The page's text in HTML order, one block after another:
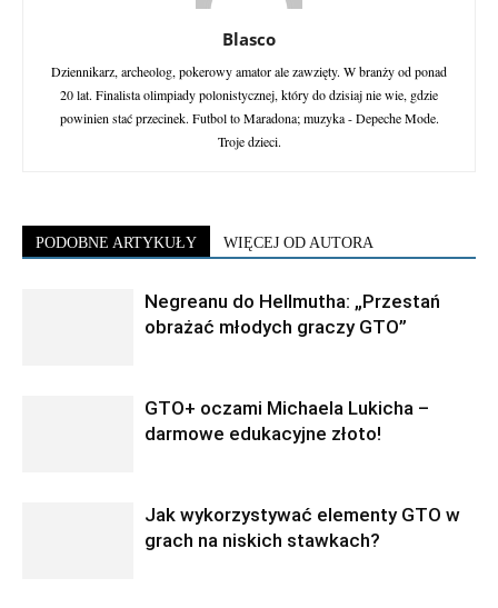
Blasco
Dziennikarz, archeolog, pokerowy amator ale zawzięty. W branży od ponad
20 lat. Finalista olimpiady polonistycznej, który do dzisiaj nie wie, gdzie
powinien stać przecinek. Futbol to Maradona; muzyka - Depeche Mode.
Troje dzieci.
PODOBNE ARTYKUŁY WIĘCEJ OD AUTORA
Negreanu do Hellmutha: „Przestań
obrażać młodych graczy GTO”
GTO+ oczami Michaela Lukicha –
darmowe edukacyjne złoto!
Jak wykorzystywać elementy GTO w
grach na niskich stawkach?